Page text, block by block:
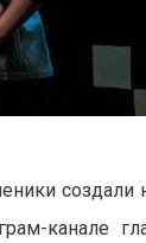
создали
канале